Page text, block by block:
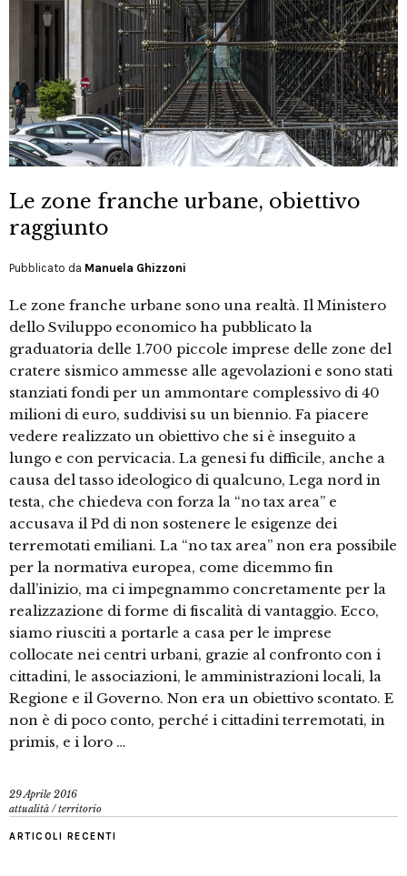
Le zone franche urbane, obiettivo
raggiunto
Pubblicato da Manuela Ghizzoni
Le zone franche urbane sono una realtà. Il Ministero
dello Sviluppo economico ha pubblicato la
graduatoria delle 1.700 piccole imprese delle zone del
cratere sismico ammesse alle agevolazioni e sono stati
stanziati fondi per un ammontare complessivo di 40
milioni di euro, suddivisi su un biennio. Fa piacere
vedere realizzato un obiettivo che si è inseguito a
lungo e con pervicacia. La genesi fu difficile, anche a
causa del tasso ideologico di qualcuno, Lega nord in
testa, che chiedeva con forza la “no tax area” e
accusava il Pd di non sostenere le esigenze dei
terremotati emiliani. La “no tax area” non era possibile
per la normativa europea, come dicemmo fin
dall’inizio, ma ci impegnammo concretamente per la
realizzazione di forme di fiscalità di vantaggio. Ecco,
siamo riusciti a portarle a casa per le imprese
collocate nei centri urbani, grazie al confronto con i
cittadini, le associazioni, le amministrazioni locali, la
Regione e il Governo. Non era un obiettivo scontato. E
non è di poco conto, perché i cittadini terremotati, in
primis, e i loro …
29 Aprile 2016
attualità /territorio
ARTICOLI RECENTI